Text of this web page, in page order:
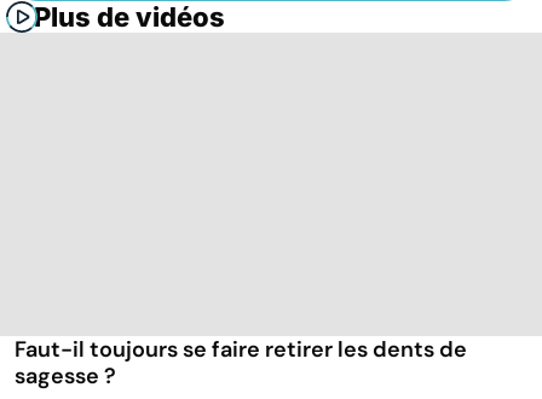
Plus de vidéos
Faut-il toujours se faire retirer les dents de
sagesse ?